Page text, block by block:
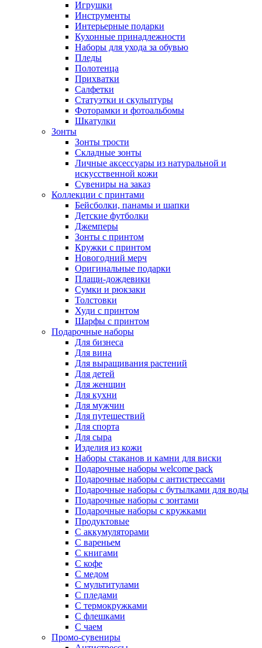
Игрушки
Инструменты
Интерьерные подарки
Кухонные принадлежности
Наборы для ухода за обувью
Пледы
Полотенца
Прихватки
Салфетки
Статуэтки и скульптуры
Фоторамки и фотоальбомы
Шкатулки
Зонты
Зонты трости
Складные зонты
Личные аксессуары из натуральной и
искусственной кожи
Сувениры на заказ
Коллекции с принтами
Бейсболки, панамы и шапки
Детские футболки
Джемперы
Зонты с принтом
Кружки с принтом
Новогодний мерч
Оригинальные подарки
Плащи-дождевики
Сумки и рюкзаки
Толстовки
Худи с принтом
Шарфы с принтом
Подарочные наборы
Для бизнеса
Для вина
Для выращивания растений
Для детей
Для женщин
Для кухни
Для мужчин
Для путешествий
Для спорта
Для сыра
Изделия из кожи
Наборы стаканов и камни для виски
Подарочные наборы welcome pack
Подарочные наборы с антистрессами
Подарочные наборы с бутылками для воды
Подарочные наборы с зонтами
Подарочные наборы с кружками
Продуктовые
С аккумуляторами
С вареньем
С книгами
С кофе
С медом
С мультитулами
С пледами
С термокружками
С флешками
С чаем
Промо-сувениры